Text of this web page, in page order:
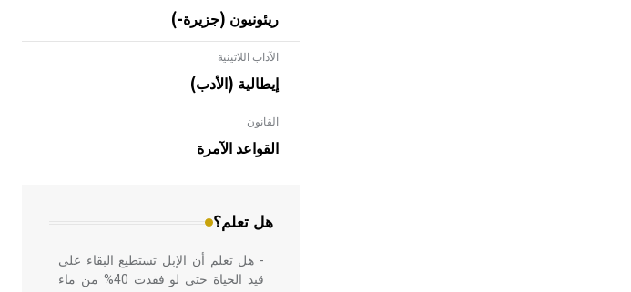
ريئونيون (جزيرة-)
الآداب اللاتينية
إيطالية (الأدب)
القانون
القواعد الآمرة
هل تعلم؟
- هل تعلم أن الأبلق نوع من الفنون
الهندسية التي ارتبطت بالعمارة الإسلامية
في بلاد الشام ومصر خاصة، حيث يحرص
- هل تعلم أن الإبل تستطيع البقاء على
قيد الحياة حتى لو فقدت 40% من ماء